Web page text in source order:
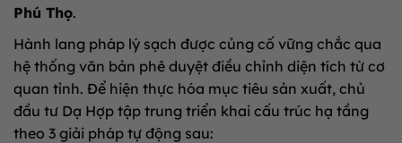
Phú Thọ.
Hành lang pháp lý sạch được củng cố vững chắc qua
hệ thống văn bản phê duyệt điều chỉnh diện tích từ cơ
quan tỉnh. Để hiện thực hóa mục tiêu sản xuất, chủ
đầu tư Dạ Hợp tập trung triển khai cấu trúc hạ tầng
theo 3 giải pháp tự động sau: